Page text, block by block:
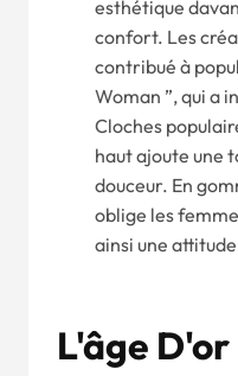
esthétique
confort. Les
contribué à
Woman ”, qui a
Cloches
haut ajoute une
douceur. En
oblige les
ainsi une
L'âge